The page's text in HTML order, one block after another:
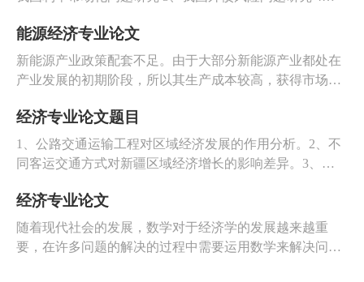
究 6、宏观调控主要目标研究 7、中国经济增长与金融、
货币增长研究 8、失业问题研究 9、人民币升值对中国经
济影响的研究 10、人民币升值对**省经济的影响 11、影
值等)关系的分析 13、中国经济增长问题研究 14、通货膨
能源经济专业论文
新能源产业政策配套不足。由于大部分新能源产业都处在
产业发展的初期阶段，所以其生产成本较高，获得市场认
持。加之，我国的财税政策在资金投入、激励企业创新和
引导社会投资方面并没有太多作为，这样的结果导致了新
能源产业的发展受到抑制。
经济专业论文题目
1、公路交通运输工程对区域经济发展的作用分析。2、不
同客运交通方式对新疆区域经济增长的影响差异。3、非
4、江苏省海洋经济与区域经济耦合协调性研究。5、公路
建设对区域经济的影响规律及效益分析。
经济专业论文
随着现代社会的发展，数学对于经济学的发展越来越重
要，在许多问题的解决的过程中需要运用数学来解决问